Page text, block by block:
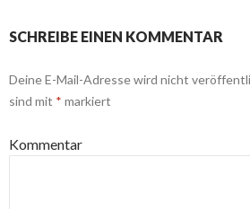
SCHREIBE EINEN KOMMENTAR
Deine E-Mail-Adresse wird nicht
sind mit * markiert
Kommentar